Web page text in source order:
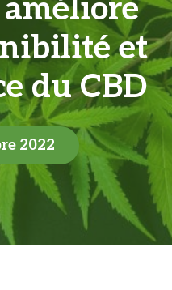
améliore
et
du CBD
2022